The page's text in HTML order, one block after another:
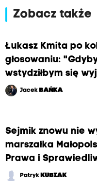
Zobacz także
Łukasz Kmita po
głosowaniu:
wstydziłbym się
Jacek BAŃKA
Sejmik znowu nie
marszałka
Prawa i
Patryk KUBIAK